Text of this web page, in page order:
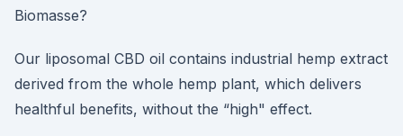
Biomasse?
Our liposomal CBD oil contains industrial hemp extract
derived from the whole hemp plant, which delivers
healthful benefits, without the “high" effect.